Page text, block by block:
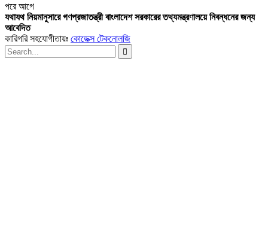
পরেআগে
যথাযথ নিয়মানুসারে গণপ্রজাতন্ত্রী বাংলাদেশ সরকারের তথ্যমন্ত্রণালয়ে নিবন্ধনের জন্য
আবেদিত
কারিগরি সহযোগীতায়ঃ কোডেক্স টেকনোলজি